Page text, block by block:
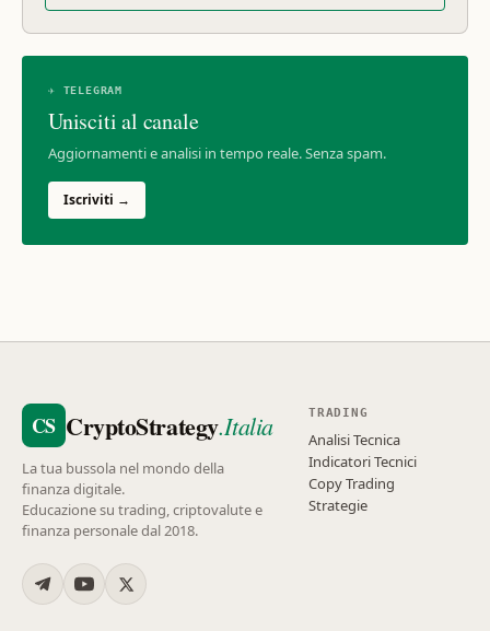
✈ TELEGRAM
Unisciti al canale
Aggiornamenti e analisi in tempo reale. Senza spam.
Iscriviti →
CS CryptoStrategy.Italia
La tua bussola nel mondo della
finanza digitale.
Educazione su trading, criptovalute e
finanza personale dal 2018.
TRADING
Analisi Tecnica
Indicatori Tecnici
Copy Trading
Strategie